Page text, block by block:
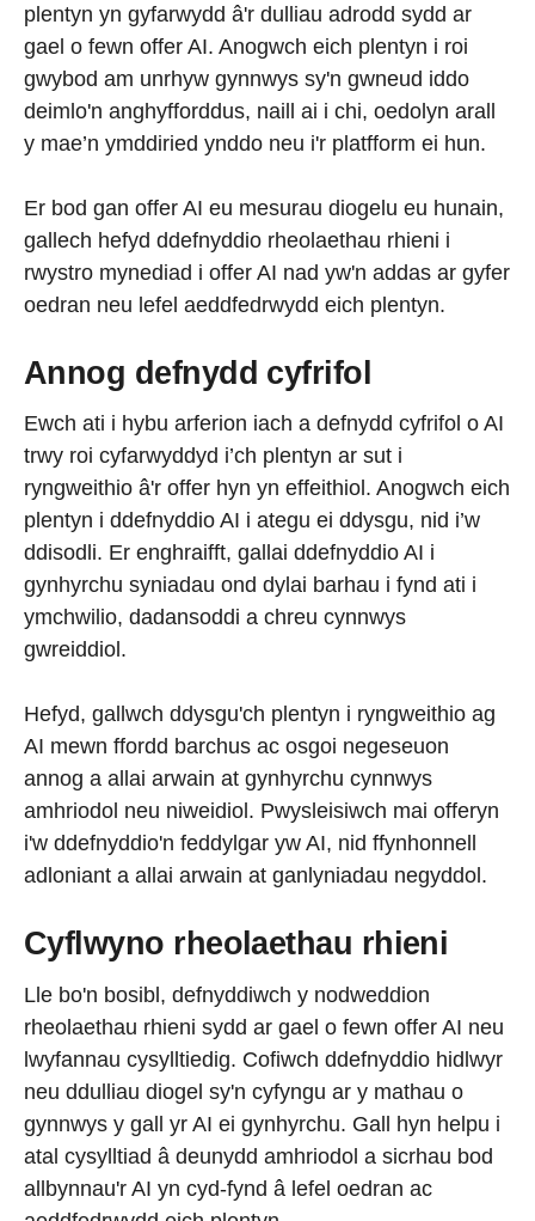
plentyn yn gyfarwydd â'r dulliau adrodd sydd ar
gael o fewn offer AI. Anogwch eich plentyn i roi
gwybod am unrhyw gynnwys sy'n gwneud iddo
deimlo'n anghyfforddus, naill ai i chi, oedolyn arall
y mae’n ymddiried ynddo neu i'r platfform ei hun.
Er bod gan offer AI eu mesurau diogelu eu hunain,
gallech hefyd ddefnyddio rheolaethau rhieni i
rwystro mynediad i offer AI nad yw'n addas ar gyfer
oedran neu lefel aeddfedrwydd eich plentyn.
Annog defnydd cyfrifol
Ewch ati i hybu arferion iach a defnydd cyfrifol o AI
trwy roi cyfarwyddyd i’ch plentyn ar sut i
ryngweithio â'r offer hyn yn effeithiol. Anogwch eich
plentyn i ddefnyddio AI i ategu ei ddysgu, nid i’w
ddisodli. Er enghraifft, gallai ddefnyddio AI i
gynhyrchu syniadau ond dylai barhau i fynd ati i
ymchwilio, dadansoddi a chreu cynnwys
gwreiddiol.
Hefyd, gallwch ddysgu'ch plentyn i ryngweithio ag
AI mewn ffordd barchus ac osgoi negeseuon
annog a allai arwain at gynhyrchu cynnwys
amhriodol neu niweidiol. Pwysleisiwch mai offeryn
i'w ddefnyddio'n feddylgar yw AI, nid ffynhonnell
adloniant a allai arwain at ganlyniadau negyddol.
Cyflwyno rheolaethau rhieni
Lle bo'n bosibl, defnyddiwch y nodweddion
rheolaethau rhieni sydd ar gael o fewn offer AI neu
lwyfannau cysylltiedig. Cofiwch ddefnyddio hidlwyr
neu ddulliau diogel sy'n cyfyngu ar y mathau o
gynnwys y gall yr AI ei gynhyrchu. Gall hyn helpu i
atal cysylltiad â deunydd amhriodol a sicrhau bod
allbynnau'r AI yn cyd-fynd â lefel oedran ac